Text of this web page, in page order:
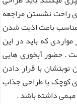
راحت نشستن مراجعه
باعث اذیت شدن
که باید در این
. حضور آبخوری هایی
با قرار دادن
کوچک با طراحی جذاب
داشته باشد .